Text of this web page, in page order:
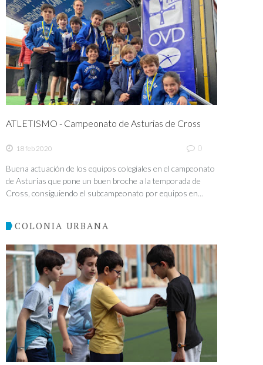
ATLETISMO - Campeonato de Asturias de Cross
18 feb 2020 0
Buena actuación de los equipos colegiales en el campeonato
de Asturias que pone un buen broche a la temporada de
Cross, consiguiendo el subcampeonato por equipos en...
COLONIA URBANA